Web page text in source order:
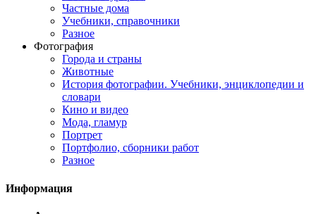
Частные дома
Учебники, справочники
Разное
Фотография
Города и страны
Животные
История фотографии. Учебники, энциклопедии и
словари
Кино и видео
Мода, гламур
Портрет
Портфолио, сборники работ
Разное
Информация